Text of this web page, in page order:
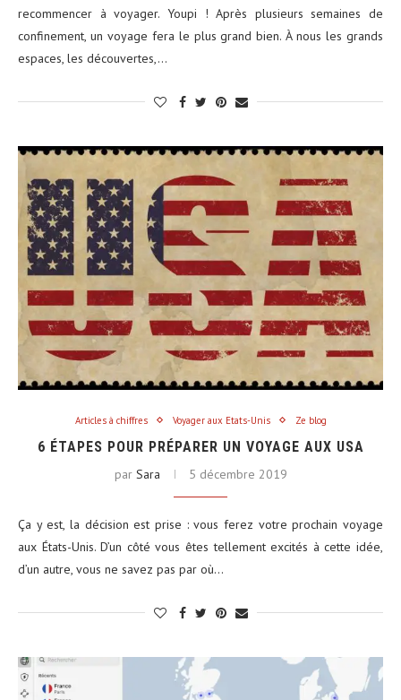
recommencer à voyager. Youpi ! Après plusieurs semaines de
confinement, un voyage fera le plus grand bien. À nous les grands
espaces, les découvertes,…
Articles à chiffres Voyager aux Etats-Unis Ze blog
6 ÉTAPES POUR PRÉPARER UN VOYAGE AUX USA
par Sara 5 décembre 2019
Ça y est, la décision est prise : vous ferez votre prochain voyage
aux États-Unis. D’un côté vous êtes tellement excités à cette idée,
d’un autre, vous ne savez pas par où…